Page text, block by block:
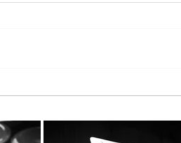
ξεχωριστή